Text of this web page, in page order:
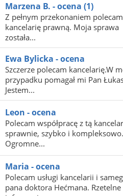
Marzena B. - ocena (1)
Z pełnym przekonaniem
kancelarię prawną. Moja sprawa
została...
Ewa Bylicka - ocena
Szczerze polecam kancelarię.W
przypadku pomagał mi Pan
Jestem...
Leon - ocena
Polecam współpracę z tą
sprawnie, szybko i kompleksowo.
Ogromne...
Maria - ocena
Polecam usługi kancelarii i
pana doktora Hećmana. Rzetelne